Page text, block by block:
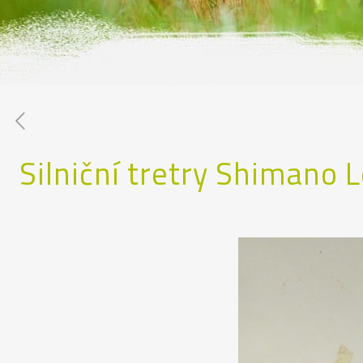
Silniční tretry Shimano